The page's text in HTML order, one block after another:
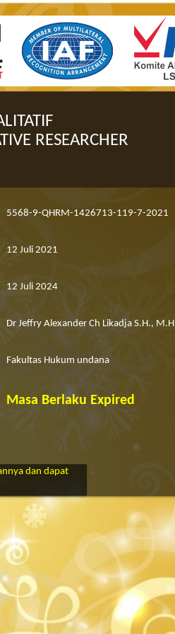
RESEARCHER
5568-9-QHRM-1426713-119-7-2021
12 Juli 2021
12 Juli 2024
Dr Jeffry Alexander Ch Likadja S.H., M.H
Fakultas Hukum undana
Masa Berlaku Expired
dan dapat